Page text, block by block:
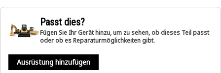
Passt dies?
Fügen Sie Ihr Gerät hinzu, um zu sehen, ob dieses Teil passt
oder ob es Reparaturmöglichkeiten gibt.
Ausrüstung hinzufügen